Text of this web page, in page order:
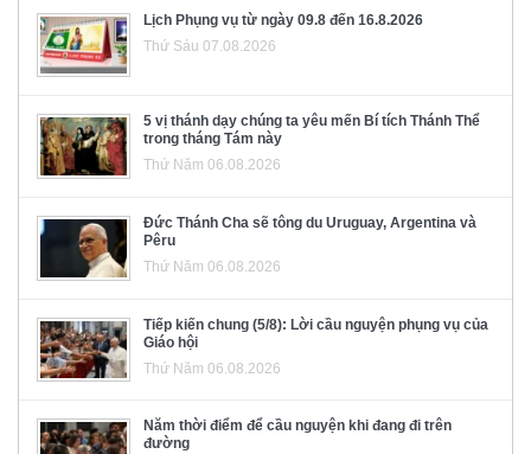
Lịch Phụng vụ từ ngày 09.8 đến 16.8.2026
Thứ Sáu 07.08.2026
5 vị thánh dạy chúng ta yêu mến Bí tích Thánh Thể
trong tháng Tám này
Thứ Năm 06.08.2026
Đức Thánh Cha sẽ tông du Uruguay, Argentina và
Pêru
Thứ Năm 06.08.2026
Tiếp kiến chung (5/8): Lời cầu nguyện phụng vụ của
Giáo hội
Thứ Năm 06.08.2026
Năm thời điểm để cầu nguyện khi đang đi trên
đường